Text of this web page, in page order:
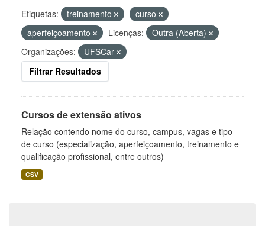
Etiquetas: treinamento
curso
aperfeiçoamento
Licenças:
Outra (Aberta)
Organizações:
UFSCar
Filtrar Resultados
Cursos de extensão ativos
Relação contendo nome do curso, campus, vagas e tipo
de curso (especialização, aperfeiçoamento, treinamento e
qualificação profissional, entre outros)
CSV